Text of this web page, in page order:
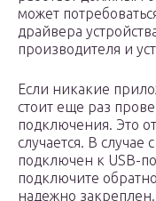
может
драйвера
производителя и
Если никакие
стоит еще раз
подключения. Это
случается. В случае
подключен к USB-
подключите
надежно закреплен.